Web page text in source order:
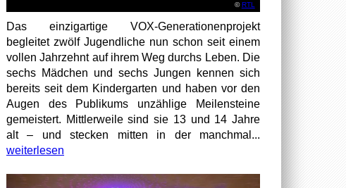
© RTL
Das einzigartige VOX-Generationenprojekt
begleitet zwölf Jugendliche nun schon seit einem
vollen Jahrzehnt auf ihrem Weg durchs Leben. Die
sechs Mädchen und sechs Jungen kennen sich
bereits seit dem Kindergarten und haben vor den
Augen des Publikums unzählige Meilensteine
gemeistert. Mittlerweile sind sie 13 und 14 Jahre
alt – und stecken mitten in der manchmal...
weiterlesen